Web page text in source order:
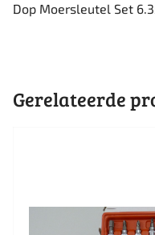
Dop Moersleutel Set
Gerelateerde